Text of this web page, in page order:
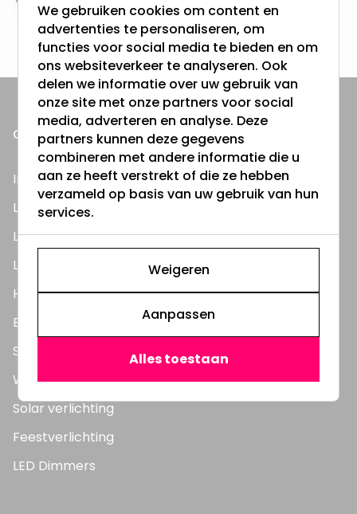
Altijd uit eigen voorraad
3000m2 - 60.000+ Producten
ONZE PRODUCTEN
Inbouwspots
LED Lampen
LED TL Buizen
LED Panelen
Highbay's / Ufo's
Bouwlampen
Straatlampen
Wandlampen
Solar verlichting
Feestverlichting
LED Dimmers
We gebruiken cookies om content en
advertenties te personaliseren, om
functies voor social media te bieden en om
ons websiteverkeer te analyseren. Ook
delen we informatie over uw gebruik van
onze site met onze partners voor social
media, adverteren en analyse. Deze
partners kunnen deze gegevens
combineren met andere informatie die u
aan ze heeft verstrekt of die ze hebben
verzameld op basis van uw gebruik van hun
services.
Weigeren
Aanpassen
Alles toestaan